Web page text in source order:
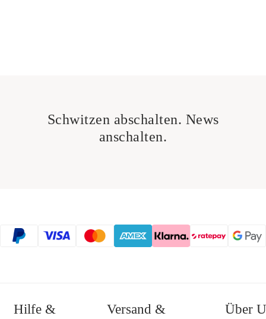
Schwitzen abschalten. News
anschalten.
Hilfe & Versand & Über